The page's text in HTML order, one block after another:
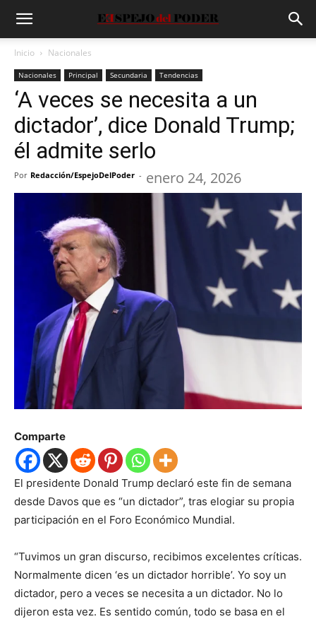
Inicio Nacionales
Nacionales Principal Secundaria Tendencias
‘A veces se necesita a un
dictador’, dice Donald Trump;
él admite serlo
Por Redacción/EspejoDelPoder - enero 24, 2026
Comparte
El presidente Donald Trump declaró este fin de semana
desde Davos que es “un dictador”, tras elogiar su propia
participación en el Foro Económico Mundial.
“Tuvimos un gran discurso, recibimos excelentes críticas.
Normalmente dicen ‘es un dictador horrible’. Yo soy un
dictador, pero a veces se necesita a un dictador. No lo
dijeron esta vez. Es sentido común, todo se basa en el